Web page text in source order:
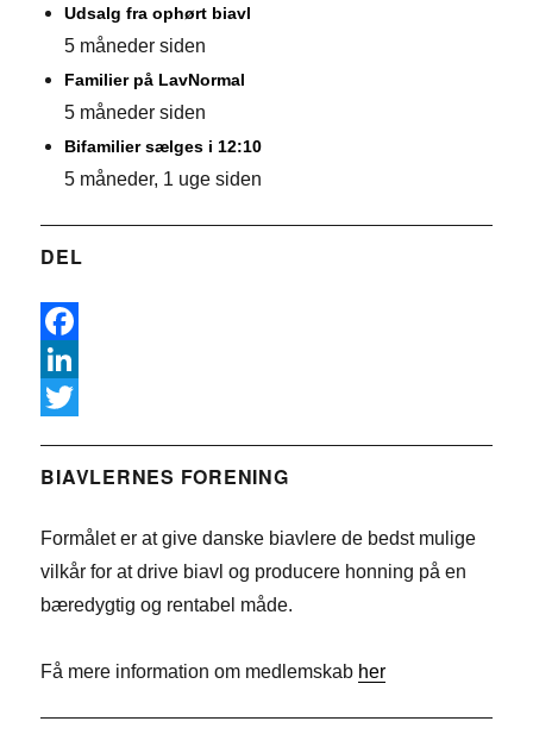
Udsalg fra ophørt biavl
5 måneder siden
Familier på LavNormal
5 måneder siden
Bifamilier sælges i 12:10
5 måneder, 1 uge siden
DEL
F
a
e
o
L
n
e
n
w
t
r
BIAVLERNES FORENING
Formålet er at give danske biavlere de bedst mulige
vilkår for at drive biavl og producere honning på en
bæredygtig og rentabel måde.
Få mere information om medlemskab her